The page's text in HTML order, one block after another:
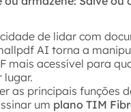
de lidar com
AI torna a
mais acessível para
lugar.
as principais funções
um plano TIM